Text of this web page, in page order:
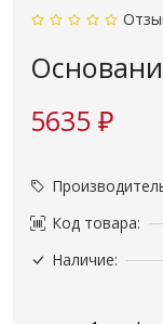
5635 ₽
Код товара:
Наличие: